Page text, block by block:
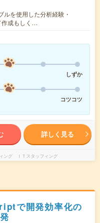
ルを使用した分析経験・
作成もしく…
しずか
コツコツ
詳しく見る
ング ＩＴスタッフィング
で開発効率化の